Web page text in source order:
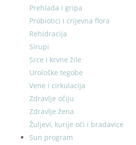
Prehlada i gripa
Probiotici i crijevna flora
Rehidracija
Sirupi
Srce i krvne žile
Urološke tegobe
Vene i cirkulacija
Zdravlje očiju
Zdravlje žena
Žuljevi, kurije oči i bradavice
Sun program